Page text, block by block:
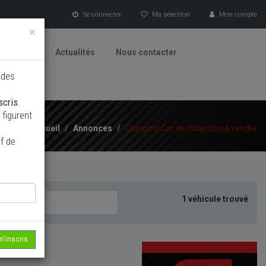
Se connecter Ma sélection Mon compte
Actualités Nous contacter
Accueil / Annonces / Camping Car de collection à vendre
1 véhicule trouvé
×
.
de